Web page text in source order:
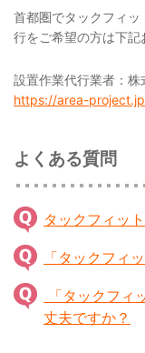
首都圏でタックフィ
行をご希望の方は下記
設置作業代行業者：株
https://area-
よくある質問
タックフィッ
「タックフィ
「タックフィ
丈夫ですか？